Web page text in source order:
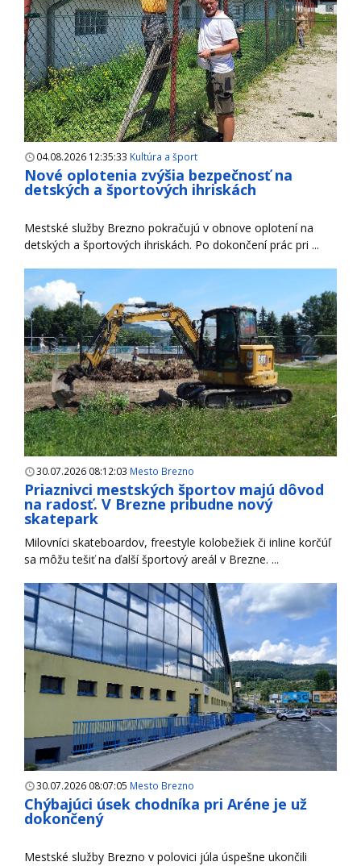
04.08.2026 12:35:33 Kultúra a šport
Nové oplotenia zvýšia bezpečnosť na
detských a športových ihriskách
Mestské služby Brezno pokračujú v obnove oplotení na
detských a športových ihriskách. Po dokončení prác pri ...
30.07.2026 08:12:03 Mesto Brezno
Priaznivci mestských športov majú dôvod
na radosť. V Brezne pribudne nový
skatepark
Milovníci skateboardov, freestyle kolobežiek či inline korčúľ
sa môžu tešiť na ďalší športový areál v Brezne. ...
30.07.2026 08:07:05 Mesto Brezno
Chýbajúci úsek chodníka pri Aréne je už
dokončený
Mestské služby Brezno v polovici júla úspešne ukončili